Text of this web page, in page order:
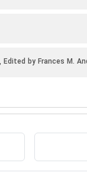
Edited by Frances M.